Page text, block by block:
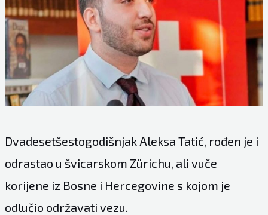
Dvadesetšestogodišnjak Aleksa Tatić, rođen je i
odrastao u švicarskom Zürichu, ali vuče
korijene iz Bosne i Hercegovine s kojom je
odlučio održavati vezu.